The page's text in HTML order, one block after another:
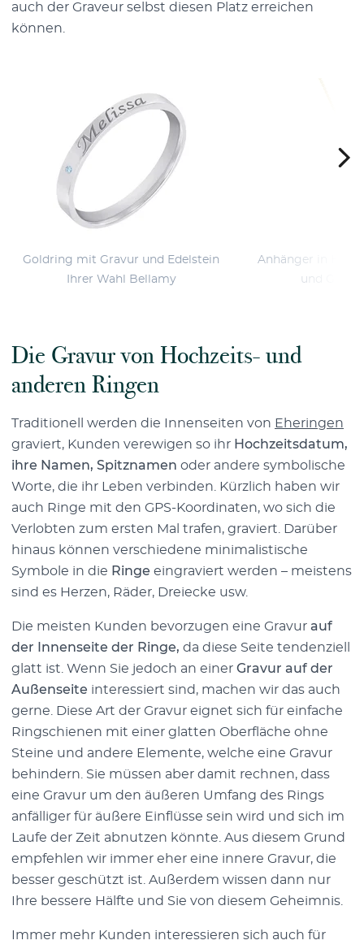
auch der Graveur selbst diesen Platz erreichen
können.
Goldring mit Gravur und Edelstein
Ihrer Wahl Bellamy
Anhänger in
und
Die Gravur von Hochzeits- und
anderen Ringen
Traditionell werden die Innenseiten von Eheringen
graviert, Kunden verewigen so ihr Hochzeitsdatum,
ihre Namen, Spitznamen oder andere symbolische
Worte, die ihr Leben verbinden. Kürzlich haben wir
auch Ringe mit den GPS-Koordinaten, wo sich die
Verlobten zum ersten Mal trafen, graviert. Darüber
hinaus können verschiedene minimalistische
Symbole in die Ringe eingraviert werden – meistens
sind es Herzen, Räder, Dreiecke usw.
Die meisten Kunden bevorzugen eine Gravur auf
der Innenseite der Ringe, da diese Seite tendenziell
glatt ist. Wenn Sie jedoch an einer Gravur auf der
Außenseite interessiert sind, machen wir das auch
gerne. Diese Art der Gravur eignet sich für einfache
Ringschienen mit einer glatten Oberfläche ohne
Steine und andere Elemente, welche eine Gravur
behindern. Sie müssen aber damit rechnen, dass
eine Gravur um den äußeren Umfang des Rings
anfälliger für äußere Einflüsse sein wird und sich im
Laufe der Zeit abnutzen könnte. Aus diesem Grund
empfehlen wir immer eher eine innere Gravur, die
besser geschützt ist. Außerdem wissen dann nur
Ihre bessere Hälfte und Sie von diesem Geheimnis.
Immer mehr Kunden interessieren sich auch für